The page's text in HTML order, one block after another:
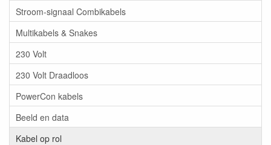
Stroom-signaal Combikabels
Multikabels & Snakes
230 Volt
230 Volt Draadloos
PowerCon kabels
Beeld en data
Kabel op rol